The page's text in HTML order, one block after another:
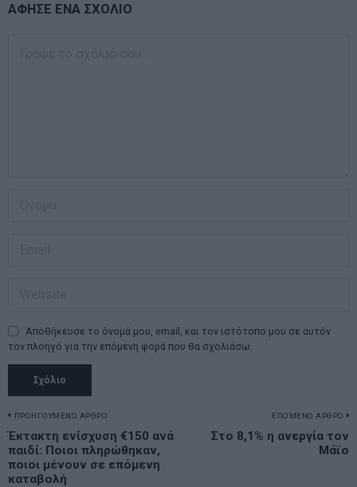
ΑΦΗΣΕ ΕΝΑ ΣΧΟΛΙΟ
Αποθήκευσε το όνομά μου, email, και τον ιστότοπο μου σε αυτόν
τον πλοηγό για την επόμενη φορά που θα σχολιάσω.
Πλοήγηση
άρθρων
ΠΡΟΗΓΟΥΜΕΝΟ ΑΡΘΡΟ
Previous
post:
Έκτακτη ενίσχυση €150 ανά
παιδί: Ποιοι πληρώθηκαν,
ποιοι μένουν σε επόμενη
καταβολή
ΕΠΟΜΕΝΟ ΑΡΘΡΟ
Στο 8,1% η ανεργία τον
Μάϊο